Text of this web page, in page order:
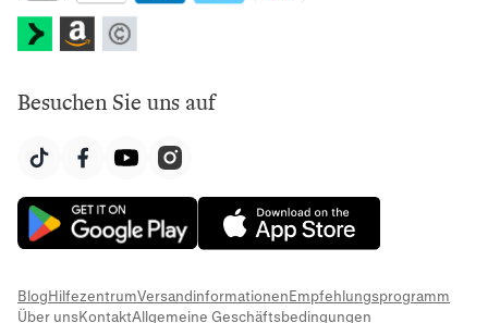
Besuchen Sie uns auf
BlogHilfezentrumVersandinformationenEmpfehlungsprogramm
Über unsKontaktAllgemeine Geschäftsbedingungen